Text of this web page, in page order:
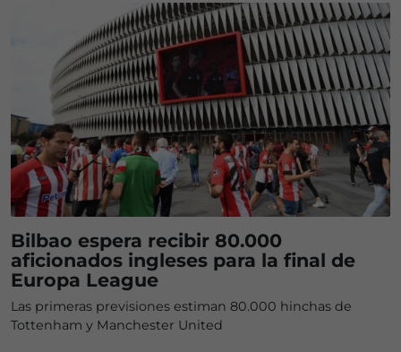
Bilbao espera recibir 80.000
aficionados ingleses para la final de
Europa League
Las primeras previsiones estiman 80.000 hinchas de
Tottenham y Manchester United